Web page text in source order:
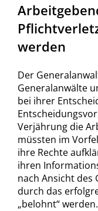
werden
Der
Generalanwälte
bei ihrer
Verjährung die
müssten im
ihre Rechte
ihren
nach Ansicht des
durch das
„belohnt“ werden.